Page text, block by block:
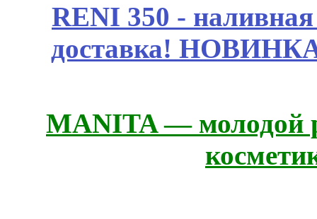
RENI 350 -
доставка!
MANITA — молодой